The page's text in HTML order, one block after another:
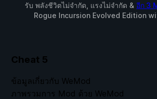
รับ พลังชีวิตไม่จำกัด, แรงไม่จำกัด & อีก 3
Rogue Incursion Evolved Edition
Cheat 5
ข้อมูลเกี่ยวกับ WeMod
ภาพรวมการ Mod ด้วย WeMod